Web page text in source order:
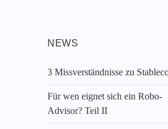
NEWS
3 Missverständnisse zu
Für wen eignet sich ein Robo-
Advisor? Teil II